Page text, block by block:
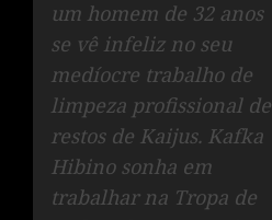
um homem de 32 anos
se vê infeliz no seu
medíocre trabalho de
limpeza profissional de
restos de Kaijus. Kafka
Hibino sonha em
trabalhar na Tropa de